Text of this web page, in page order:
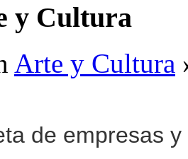
y Cultura
Arte y Cultura
de empresas